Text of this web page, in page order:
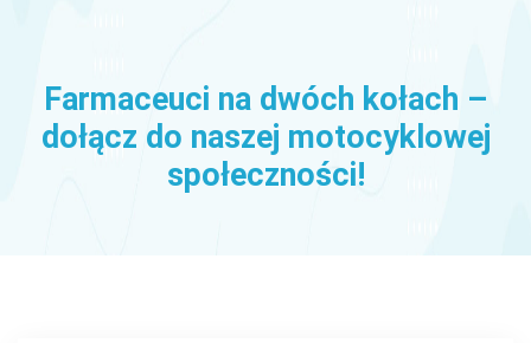
MUZEUM FARMACJI
FARMACJA WIELKOPOLSKA
Farmaceuci na dwóch kołach –
dołącz do naszej motocyklowej
społeczności!